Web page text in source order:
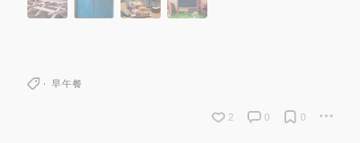
早午餐
2 0 0